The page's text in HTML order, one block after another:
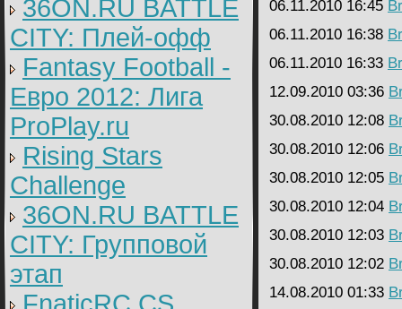
36ON.RU BATTLE
CITY: Плей-офф
Fantasy Football -
Евро 2012: Лига
ProPlay.ru
Rising Stars
Challenge
36ON.RU BATTLE
CITY: Групповой
этап
06.11.2010 16:45
06.11.2010 16:38
06.11.2010 16:33
12.09.2010 03:36
30.08.2010 12:08
30.08.2010 12:06
30.08.2010 12:05
30.08.2010 12:04
30.08.2010 12:03
30.08.2010 12:02
14.08.2010 01:33